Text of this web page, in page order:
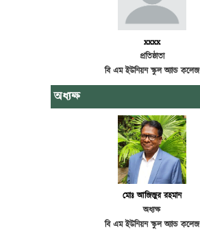
xxxx
প্রতিষ্ঠাতা
বি এম ইউনিয়ন স্কুল অ্যান্ড কলেজ
অধ্যক্ষ
মোঃ আজিজুর রহমান
অধ্যক্ষ
বি এম ইউনিয়ন স্কুল অ্যান্ড কলেজ